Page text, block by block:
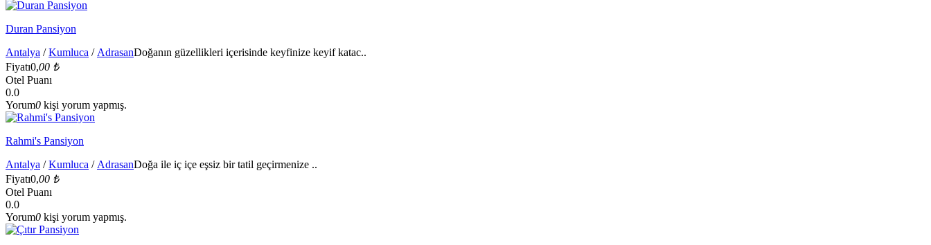
Duran Pansiyon
Antalya /Kumluca / AdrasanDoğanın güzellikleri içerisinde keyfinize keyif katac..
Fiyatı0,00 ₺
Otel Puanı
0.0
Yorum0 kişi yorum yapmış.
Rahmi's Pansiyon
Antalya /Kumluca / AdrasanDoğa ile iç içe eşsiz bir tatil geçirmenize ..
Fiyatı0,00 ₺
Otel Puanı
0.0
Yorum0 kişi yorum yapmış.